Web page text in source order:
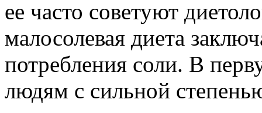
ее часто советуют
малосолевая диета
потребления соли. В
людям с сильной